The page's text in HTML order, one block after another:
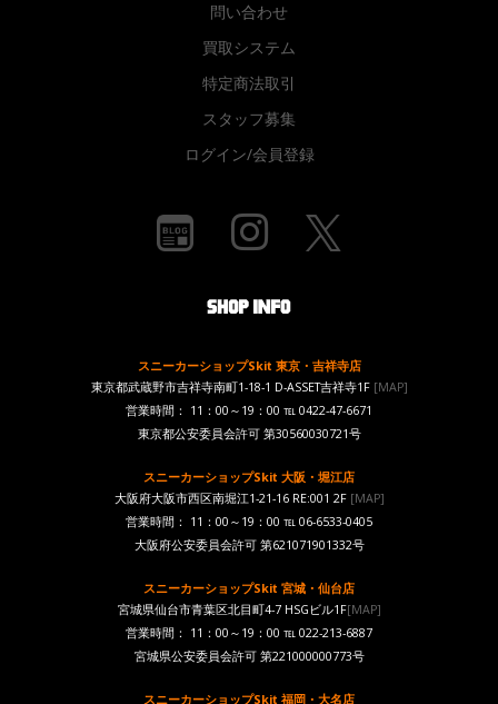
問い合わせ
買取システム
特定商法取引
スタッフ募集
ログイン/会員登録
スニーカーショップSkit 東京・吉祥寺店
東京都武蔵野市吉祥寺南町1-18-1 D-ASSET吉祥寺1F [MAP]
営業時間： 11：00～19：00 ℡ 0422-47-6671
東京都公安委員会許可 第30560030721号
スニーカーショップSkit 大阪・堀江店
大阪府大阪市西区南堀江1-21-16 RE:001 2F[MAP]
営業時間： 11：00～19：00 ℡ 06-6533-0405
大阪府公安委員会許可 第621071901332号
スニーカーショップSkit 宮城・仙台店
宮城県仙台市青葉区北目町4-7 HSGビル1F[MAP]
営業時間： 11：00～19：00 ℡ 022-213-6887
宮城県公安委員会許可 第221000000773号
スニーカーショップSkit 福岡・大名店